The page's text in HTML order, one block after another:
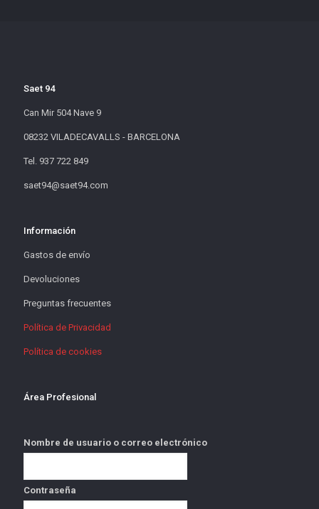
Saet 94
Can Mir 504 Nave 9
08232 VILADECAVALLS - BARCELONA
Tel. 937 722 849
saet94@saet94.com
Información
Gastos de envío
Devoluciones
Preguntas frecuentes
Política de Privacidad
Política de cookies
Área Profesional
Nombre de usuario o correo electrónico
Contraseña